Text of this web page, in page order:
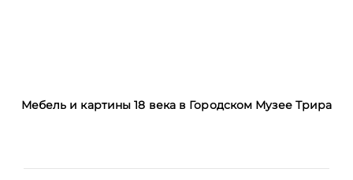
Мебель и картины 18 века в Городском Музее Трира